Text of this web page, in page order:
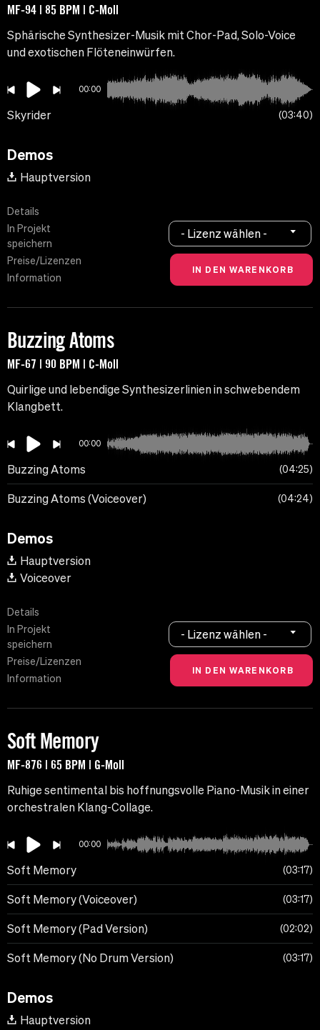
MF-94 | 85 BPM | C-Moll
Sphärische Synthesizer-Musik mit Chor-Pad, Solo-Voice
und exotischen Flöteneinwürfen.
00:00
Skyrider 03:40
Demos
Hauptversion
Details
In Projekt
speichern
Preise/Lizenzen
Information
- Lizenz wählen -
Buzzing Atoms
MF-67 | 90 BPM | C-Moll
Quirlige und lebendige Synthesizerlinien in schwebendem
Klangbett.
00:00
Buzzing Atoms 04:25
Buzzing Atoms (Voiceover) 04:24
Demos
Hauptversion
Voiceover
Details
In Projekt
speichern
Preise/Lizenzen
Information
- Lizenz wählen -
Soft Memory
MF-876 | 65 BPM | G-Moll
Ruhige sentimental bis hoffnungsvolle Piano-Musik in einer
orchestralen Klang-Collage.
00:00
Soft Memory 03:17
Soft Memory (Voiceover) 03:17
Soft Memory (Pad Version) 02:02
Soft Memory (No Drum Version) 03:17
Demos
Hauptversion